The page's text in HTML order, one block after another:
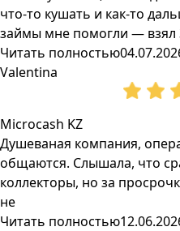
что-то кушать и как-то
займы мне помогли — взял
Читать полностью
Valentina
Microcash KZ
Душеваная компания,
общаются. Слышала, что
коллекторы, но за
не
Читать полностью